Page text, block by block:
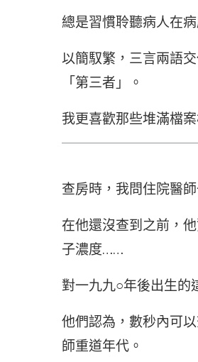
總是習慣聆聽病人在
以簡馭繁，三言兩語
「第三者」。
我更喜歡那些堆滿檔
查房時，我問住院醫
在他還沒查到之前，
子濃度……
對一九九○年後出生的
他們認為，數秒內可
師重道年代。